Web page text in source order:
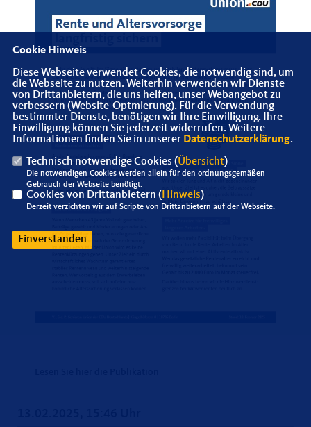
Cookie Hinweis
Diese Webseite verwendet Cookies, die notwendig sind, um
die Webseite zu nutzen. Weiterhin verwenden wir Dienste
von Drittanbietern, die uns helfen, unser Webangebot zu
verbessern (Website-Optmierung). Für die Verwendung
bestimmter Dienste, benötigen wir Ihre Einwilligung. Ihre
Einwilligung können Sie jederzeit widerrufen. Weitere
Informationen finden Sie in unserer Datenschutzerklärung.
Technisch notwendige Cookies (Übersicht)
Die notwendigen Cookies werden allein für den ordnungsgemäßen
Gebrauch der Webseite benötigt.
Cookies von Drittanbietern ( Hinweis)
Derzeit verzichten wir auf Scripte von Drittanbietern auf der Webseite.
Einverstanden